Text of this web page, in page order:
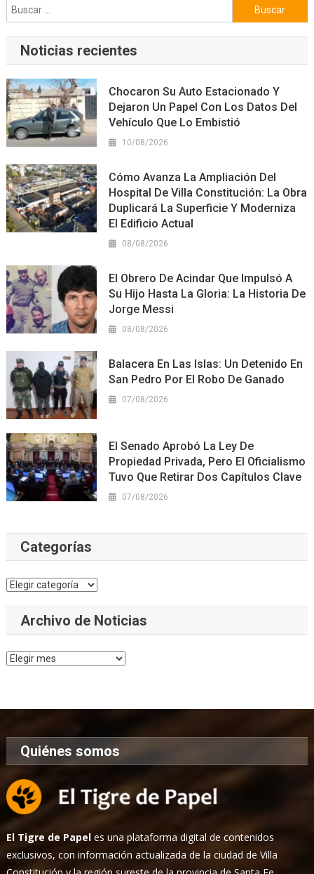
Buscar:
Noticias recientes
Chocaron Su Auto Estacionado Y
Dejaron Un Papel Con Los Datos Del
Vehículo Que Lo Embistió
10/08/2026
Cómo Avanza La Ampliación Del
Hospital De Villa Constitución: La Obra
Duplicará La Superficie Y Moderniza
El Edificio Actual
08/08/2026
El Obrero De Acindar Que Impulsó A
Su Hijo Hasta La Gloria: La Historia De
Jorge Messi
08/08/2026
Balacera En Las Islas: Un Detenido En
San Pedro Por El Robo De Ganado
07/08/2026
El Senado Aprobó La Ley De
Propiedad Privada, Pero El Oficialismo
Tuvo Que Retirar Dos Capítulos Clave
07/08/2026
Categorías
Categorías
Archivo de Noticias
Archivo
Quiénes somos
El Tigre de Papel es una plataforma digital de contenidos
exclusivos, con información actualizada de la ciudad de Villa